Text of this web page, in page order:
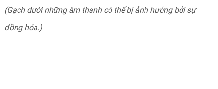
(Gạch dưới những âm thanh có thể bị ảnh hưởng bởi sự
đồng hóa.)